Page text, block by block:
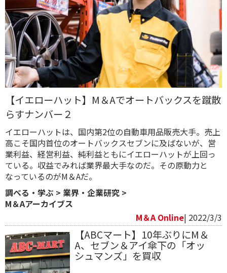
【イエローハット】M＆Aでオートバックスを蹴散
らすナンバー２
イエローハットは、国内第2位の自動車用品販売大手。売上
高こそ国内首位のオートバックスセブンに及ばないが、営
業利益、経営利益、純利益ともにイエローハットが上回っ
ている。収益でみれば業界最大手なのだ。その原動力と
なっているのがM＆Aだ。
調べる・学ぶ > 業界・企業研究 >
M＆Aアーカイブス
M＆A Online| 2022/3/3
【ABCマート】10年ぶりにM＆
A、セブン＆アイ傘下の「オッ
シュマンズ」を買収